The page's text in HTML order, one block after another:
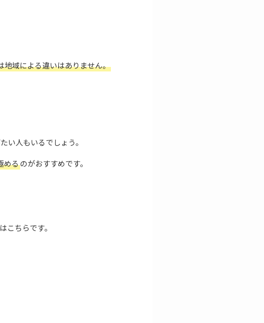
地域による違いはありません。
い人もいるでしょう。
めるのがおすすめです。
こちらです。